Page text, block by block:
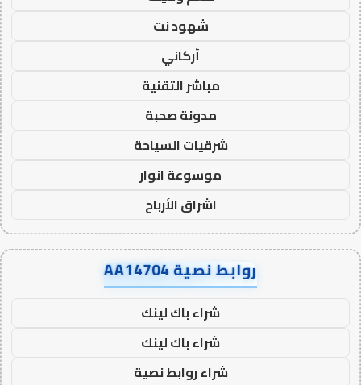
شهود نت
أركاني
مباشر التقنية
مدونة صحبة
شرقيات السياحة
موسوعة انوار
اشراق الأرباح
روابط نصية AA14704
شراء باك لينك
شراء باك لينك
شراء روابط نصية